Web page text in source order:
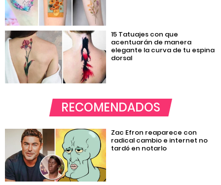
15 Tatuajes con que
acentuarán de manera
elegante la curva de tu espina
dorsal
RECOMENDADOS
Zac Efron reaparece con
radical cambio e internet no
tardó en notarlo